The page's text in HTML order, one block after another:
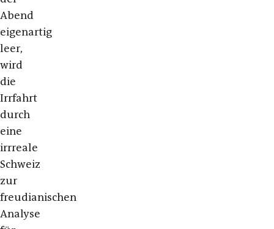
Abend
eigenartig
leer,
wird
die
Irrfahrt
durch
eine
irrreale
Schweiz
zur
freudianischen
Analyse